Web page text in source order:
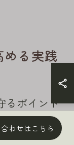
る実践
るポイント
維持するために
わせはこちら